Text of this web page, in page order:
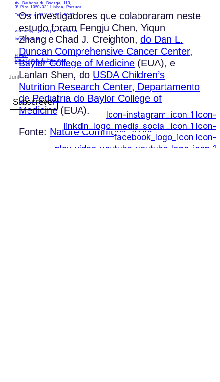
Os investigadores que colaboraram neste
estudo foram Fengju Chen, Yiqun
Zhang e Chad J. Creighton,do Dan L.
Duncan Comprehensive Cancer Center,
Baylor College of Medicine (EUA), e
Lanlan Shen, do USDA Children’s
Nutrition Research Center, Departamento
de Pediatria do Baylor College of
Medicine(EUA).
Fonte: Nature Communications
Av. Barbosa du Bocage, 113,
3º Piso 1050-031 Lisboa, Portugal
Telefone: (+351) 21 791 50 07
WhatsApp: (+351) 91 113 41 41
info@froc.pt
PIPOP
Um projecto da Fundação
Rui Osório de Castro
Subscrever
Icon-instagram_icon_1 Icon-
linkdin_logo_media_social_icon_1 Icon-
facebook_logo_icon Icon-
play_video_youtube_youtube-logo_icon_1